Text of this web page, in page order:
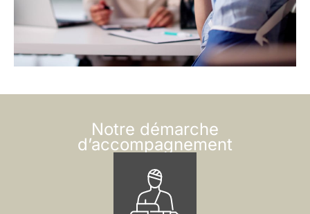
Notre démarche
d’accompagnement